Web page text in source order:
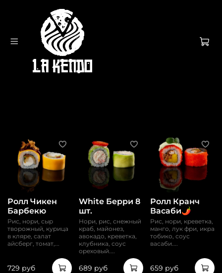
Ролл Чикен
Барбекю
Рис, нори, сыр
творожный, курица
в кляре, салат
айсберг, томат,...
729 руб
White Берри 8
шт.
Нори, рис, снежный
краб, майонез,
авокадо, креветка,
клубника, соус
ореховый....
689 руб
Ролл Кранч
Васаби🌶️
Рис, нори, креветка,
манго, лук фри, икра
тобико, соус
васаби....
659 руб